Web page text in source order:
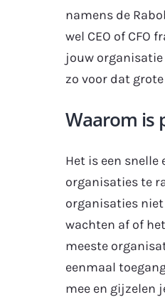
namens de
wel CEO of
jouw organisatie
zo voor dat
Waarom is
Het is een
organisaties te
organisaties
wachten af of
meeste
eenmaal
mee en gijzelen